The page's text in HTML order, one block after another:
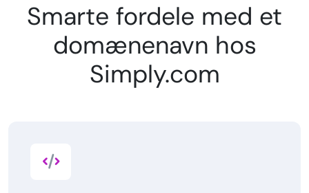
Smarte fordele med et
domænenavn hos
Simply.com